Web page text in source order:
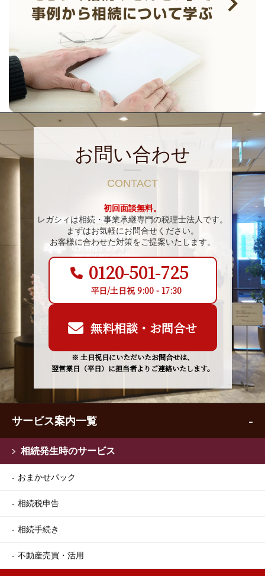
お問い合わせ
CONTACT
初回面談無料。
レガシィは相続・事業承継専門の税理士法人です。
まずはお気軽にお問合せください。
お客様に合わせた対策をご提案いたします。
0120-501-725
平日/土日祝 9:00 - 17:30
無料相談・お問合せ
※ 土日祝日にいただいたお問合せは、
翌営業日（平日）に担当者よりご連絡いたします。
サービス案内一覧
相続発生時のサービス
おまかせパック
相続税申告
相続手続き
不動産売買・活用